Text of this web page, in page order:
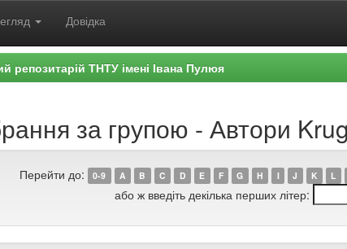
Довідка
репозитарій ТНТУ імені Івана Пулюя
за групою - Автори
Перейти до: 0-9 A B C D E F G H I J K L
або ж введіть декілька перших літер: